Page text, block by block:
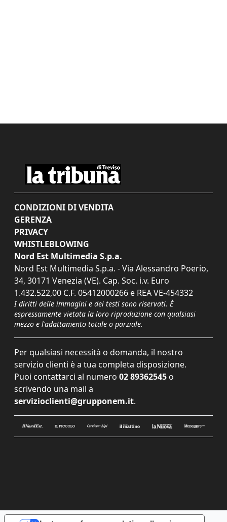
CONDIZIONI DI VENDITA
GERENZA
PRIVACY
WHISTLEBLOWING
Nord Est Multimedia S.p.a.
Nord Est Multimedia S.p.a. - Via Alessandro Poerio,
34, 30171 Venezia (VE). Cap. Soc. i.v. Euro
1.432.522,00 C.F. 05412000266 e REA VE-454332
I diritti delle immagini e dei testi sono riservati. È
espressamente vietata la loro riproduzione con qualsiasi
mezzo e l'adattamento totale o parziale.
Per qualsiasi necessità o domanda, il nostro
servizio clienti è a tua completa disposizione.
Puoi contattarci al numero 02 89362545 o
scrivendo una mail a
servizioclienti@grupponem.it.